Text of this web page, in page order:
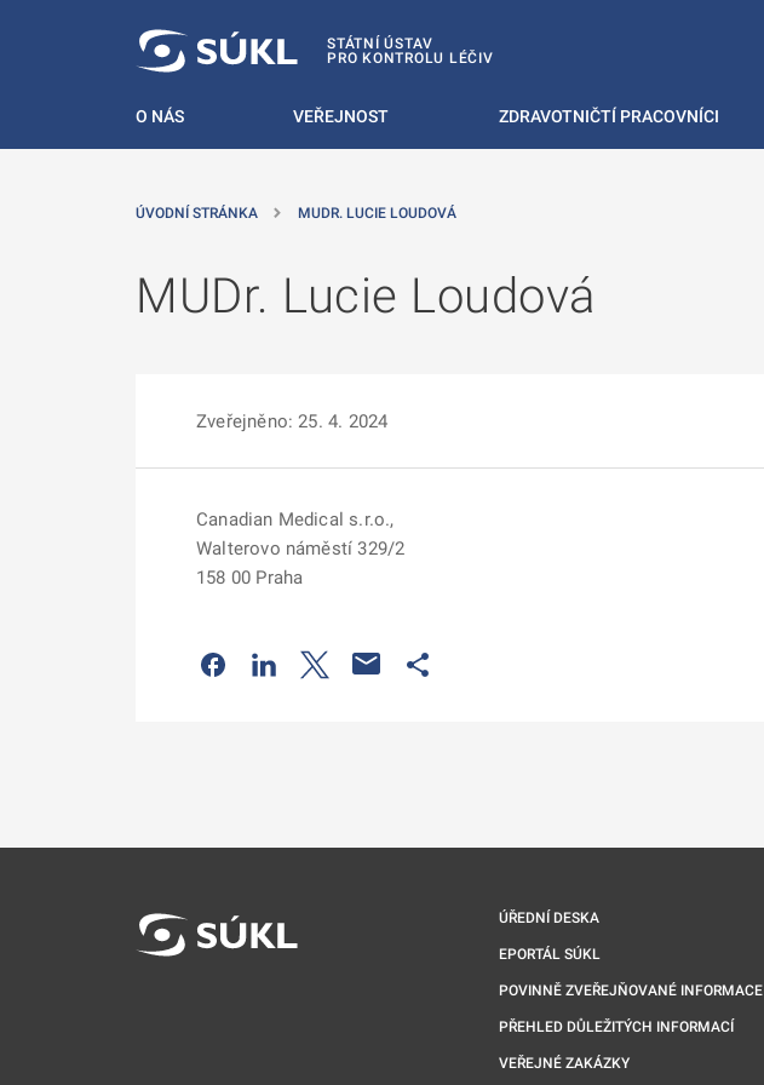
STÁTNÍ ÚSTAV
PRO KONTROLU LÉČIV
O NÁS VEŘEJNOST ZDRAVOTNIČTÍ PRACOVNÍCI
ÚVODNÍ STRÁNKA MUDR. LUCIE LOUDOVÁ
MUDr. Lucie Loudová
Zveřejněno: 25. 4. 2024
Canadian Medical s.r.o.,
Walterovo náměstí 329/2
158 00 Praha
Odkaz se otevře na nové kartě
Odkaz se otevře na nové kartě
Odkaz se otevře na nové kartě
ÚŘEDNÍ DESKA
EPORTÁL SÚKL
POVINNĚ ZVEŘEJŇOVANÉ INFORMACE
PŘEHLED DŮLEŽITÝCH INFORMACÍ
VEŘEJNÉ ZAKÁZKY